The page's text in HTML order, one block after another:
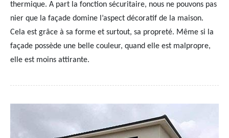
thermique. A part la fonction sécuritaire, nous ne pouvons pas
nier que la façade domine l’aspect décoratif de la maison.
Cela est grâce à sa forme et surtout, sa propreté. Même si la
façade possède une belle couleur, quand elle est malpropre,
elle est moins attirante.